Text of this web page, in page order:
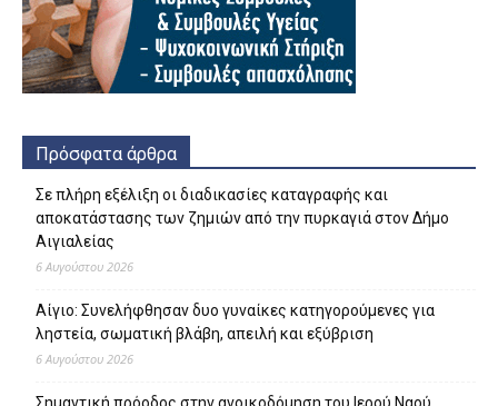
Πρόσφατα άρθρα
Σε πλήρη εξέλιξη οι διαδικασίες καταγραφής και
αποκατάστασης των ζημιών από την πυρκαγιά στον Δήμο
Αιγιαλείας
6 Αυγούστου 2026
Αίγιο: Συνελήφθησαν δυο γυναίκες κατηγορούμενες για
ληστεία, σωματική βλάβη, απειλή και εξύβριση
6 Αυγούστου 2026